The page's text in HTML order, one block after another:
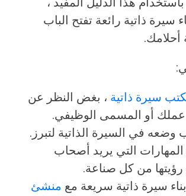
سيرة ذاتية رائعة تفتح الباب
أحلامك.
سيرة ذاتية ، بغض النظر عن
أو المسمى الوظيفي.
وضعه في السيرة الذاتية لتبرز.
التي يريد أصحاب
رؤيتها من كل صناعة.
سيرة ذاتية سريعة مع منشئ